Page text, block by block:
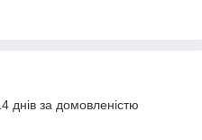
днів за домовленістю